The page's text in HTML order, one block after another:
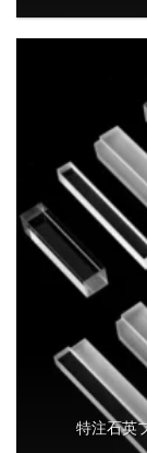
特注石英